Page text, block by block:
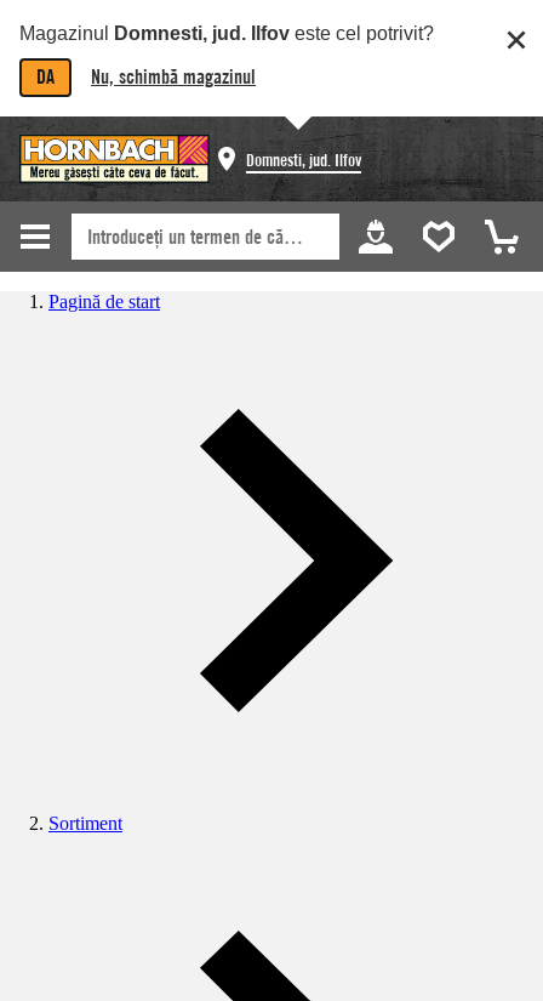
Magazinul Domnesti, jud. Ilfov este cel potrivit?
DA Nu, schimbă magazinul
Domnesti, jud. Ilfov
Pagină de start
Sortiment